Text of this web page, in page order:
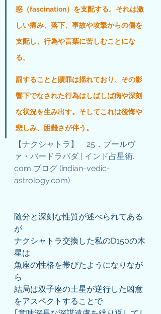
惑（fascination）を支配する。それは激
しい痛み、落下、事故や攻撃からの傷を
支配し、行為や言葉に苦しむことにな
る。
罰することと贖罪は揺れており、その影
響下でなされた行為はしばしば病や深刻
な状況を生み出す。そしてこれは後悔や
悲しみ、困難さが伴う。
【ナクシャトラ】　25．プールヴ
ァ・バードラパダ | インド占星術.
com ブログ (indian-vedic-
astrology.com)
随分と深刻な性質が述べられてある
が
ナクシャトラ交換した私のD150の木
星は
魚座の性格を帯びたようになりなが
ら
結局は双子座の土星が逆行した凶意
をアスペクトすることで